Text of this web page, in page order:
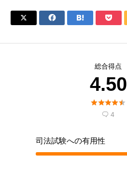
   
総合得点
4.50

 4
司法試験への有用性